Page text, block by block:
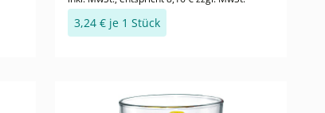
3,24 € je 1 Stück